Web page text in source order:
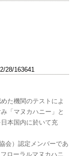
28/163641
た機関のテストによ
「マヌカハニー」と
本国内に於いて充
会）認定メンバーであ
ローラルマヌカハニ